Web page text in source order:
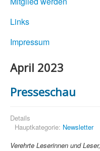
Links
Impressum
April 2023
Presseschau
Details
Hauptkategorie: Newsletter
Verehrte Leserinnen und Leser,